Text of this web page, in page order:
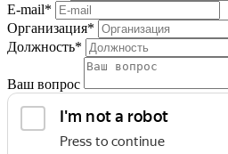
E-mail*
Организация*
Должность*
Ваш вопрос